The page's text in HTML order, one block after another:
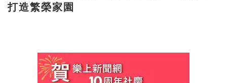
打造繁榮家園